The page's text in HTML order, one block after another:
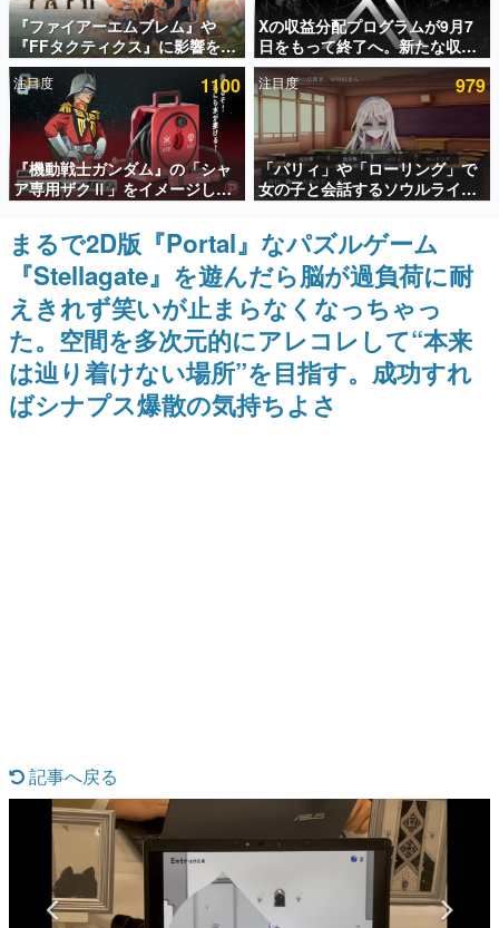
アプリセール情報
インタビュー
連載・特集一覧
殿堂入り記事
SNS拡散数が数千以上！ ページビュー数万以上！ などな
ど。多くの人々に読まれた、電ファミ渾身の“殿堂入り”記
事をまとめました。
ゲームの企画書
名作ゲームクリエイターの方々に製作時のエピソードをお
聞きし、ヒットする企画（ゲーム）とは何か？を探ってい
きます。
赫本
この物語を解いてはいけない。『赫本』は、〈試験問題〉
の形をした短編ホラー小説集です。
新世代に訊く
具体的な形から解き明かしていく、硬派で骨太な評論連載
です。
ゲームが変えた日本語
「経験値」「裏技」「ラスボス」… ゲームにまつわる言葉
の起源や用法の変遷を、コンピューター文化史研究家・タ
イニーP氏が徹底調査。
『ファイアーエムブレム』や
『FFタクティクス』に影響を受
けた新作戦略RPG『Beaten
Path』2027年に発売へ。
PC（Steam）、PS5、Xbox、
Switch向けにリリース予定
Xの収益分配プログラムが9月7
日をもって終了へ。新たな収益
化制度「Original Content
Rewards Program」を発表
注目度 1100
『機動戦士ガンダム』の「シャ
ア専用ザクⅡ」をイメージした
散水ホースリールが予約開始。
本体にはシャアのパーソナルマ
ークやジオン公国軍のエンブレ
ム、型式番号などを配置
注目度 979
「パリィ」や「ローリング」で
女の子と会話するソウルライク
恋愛ゲーム『小早川さんはソウ
ルライク』無料公開。返事に失
敗すると「YOU DIED」
まるで2D版『Portal』なパズルゲーム
『Stellagate』を遊んだら脳が過負荷に耐
えきれず笑いが止まらなくなっちゃっ
た。空間を多次元的にアレコレして“本来
は辿り着けない場所”を目指す。成功すれ
ばシナプス爆散の気持ちよさ
記事へ戻る